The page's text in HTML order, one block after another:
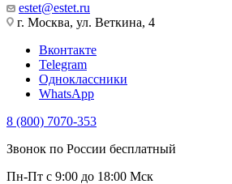
estet@estet.ru
г. Москва, ул. Веткина, 4
Вконтакте
Telegram
Одноклассники
WhatsApp
8 (800) 7070-353
Звонок по России бесплатный
Пн-Пт с 9:00 до 18:00 Мск